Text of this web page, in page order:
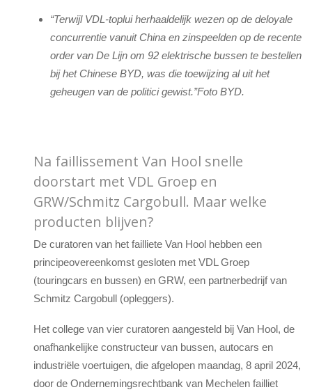
“Terwijl VDL-toplui herhaaldelijk wezen op de deloyale
concurrentie vanuit China en zinspeelden op de recente
order van De Lijn om 92 elektrische bussen te bestellen
bij het Chinese BYD, was die toewijzing al uit het
geheugen van de politici gewist.”Foto BYD.
Na faillissement Van Hool snelle
doorstart met VDL Groep en
GRW/Schmitz Cargobull. Maar welke
producten blijven?
De curatoren van het failliete Van Hool hebben een
principeovereenkomst gesloten met VDL Groep
(touringcars en bussen) en GRW, een partnerbedrijf van
Schmitz Cargobull (opleggers).
Het college van vier curatoren aangesteld bij Van Hool, de
onafhankelijke constructeur van bussen, autocars en
industriële voertuigen, die afgelopen maandag, 8 april 2024,
door de Ondernemingsrechtbank van Mechelen failliet